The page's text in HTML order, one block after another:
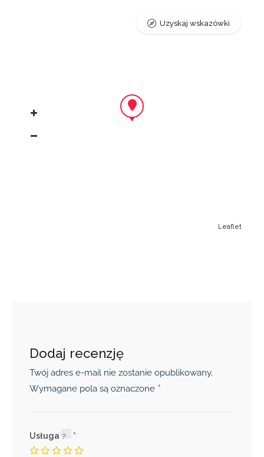
Leaflet
Uzyskaj wskazówki
Dodaj recenzję
Twój adres e-mail nie zostanie opublikowany.
Wymagane pola są oznaczone *
Usługa